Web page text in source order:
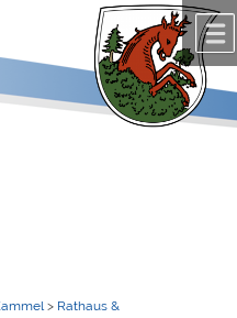
springen.
> Rathaus &